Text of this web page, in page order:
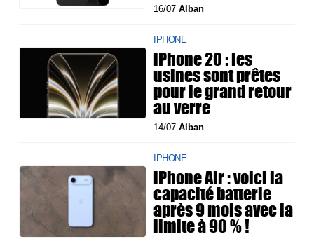
16/07Alban
IPHONE
iPhone 20 : les
usines sont prêtes
pour le grand retour
au verre
14/07Alban
IPHONE
iPhone Air : voici la
capacité batterie
après 9 mois avec la
limite à 90 % !